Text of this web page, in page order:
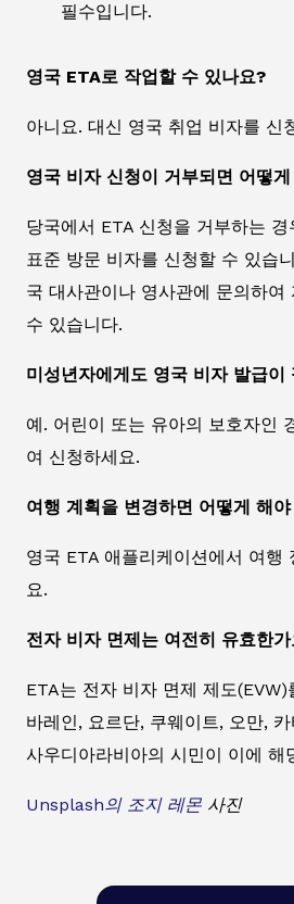
필수입니다.
영국 ETA로 작업할 수 있나요?
아니요. 대신 영국 취업 비자를 신
영국 비자 신청이 거부되면 어떻
당국에서 ETA 신청을 거부하는
표준 방문 비자를 신청할 수 있습
국 대사관이나 영사관에 문의하여
수 있습니다.
미성년자에게도 영국 비자 발급이
예. 어린이 또는 유아의 보호자인
여 신청하세요.
여행 계획을 변경하면 어떻게 해
영국 ETA 애플리케이션에서 여행
요.
전자 비자 면제는 여전히 유효한
ETA는 전자 비자 면제 제도(EVW)
바레인, 요르단, 쿠웨이트, 오만,
사우디아라비아의 시민이 이에 해
Unsplash의 조지 레몬 사진